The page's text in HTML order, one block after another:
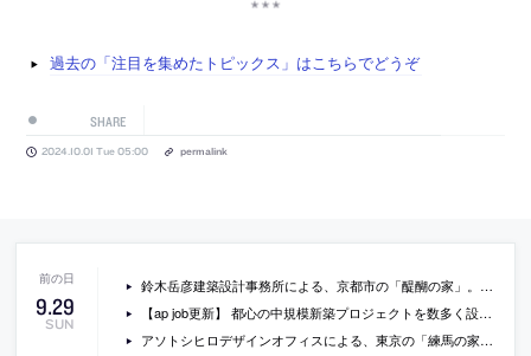
過去の「注目を集めたトピックス」はこちらでどうぞ
SHARE
2024.10.01 Tue 05:00 permalink
9.29
SUN
鈴木岳彦建築設計事務所による、京都市の「醍醐の家」。山並みを望む住宅地に計画。この場の“暮らしの可能性”を追求し、“広大なパノラマ”と“家族の親密な生活”が関係を持ち“日常を形成”する在り方を志向。山々と向き合う三角形平面の居間が中心にある建築を考案
【ap job更新】 都心の中規模新築プロジェクトを数多く設計する「Field Design Architects」が、設計スタッフ（2025年新卒・既卒・経験者）を募集中
アソトシヒロデザインオフィスによる、東京の「練馬の家 / 路地のスリット」。住宅密集エリアの旗竿地に計画。“明るく伸びやかに”暮らせる住宅を求め、外と内に“スリット”状の空間を設ける構成を考案。二つの空間が連動して“街で過ごす様な多様性に富む光や風の流れ”を建築にもたらす